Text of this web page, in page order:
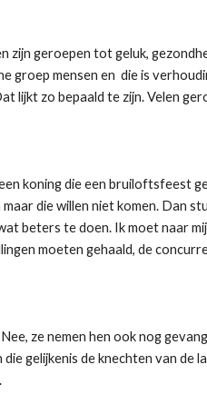
zijn geroepen tot geluk,
groep mensen en die is
lijkt zo bepaald te zijn. Velen
koning die een bruiloftsfeest
die willen niet komen. Dan
beters te doen. Ik moet naar
moeten gehaald, de
ze nemen hen ook nog
gelijkenis de knechten van de